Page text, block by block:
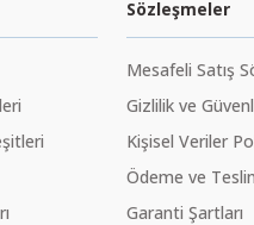
Sözleşmeler
Mesafeli Satış
Gizlilik ve
Kişisel Veriler
Ödeme ve
Garanti Şartları